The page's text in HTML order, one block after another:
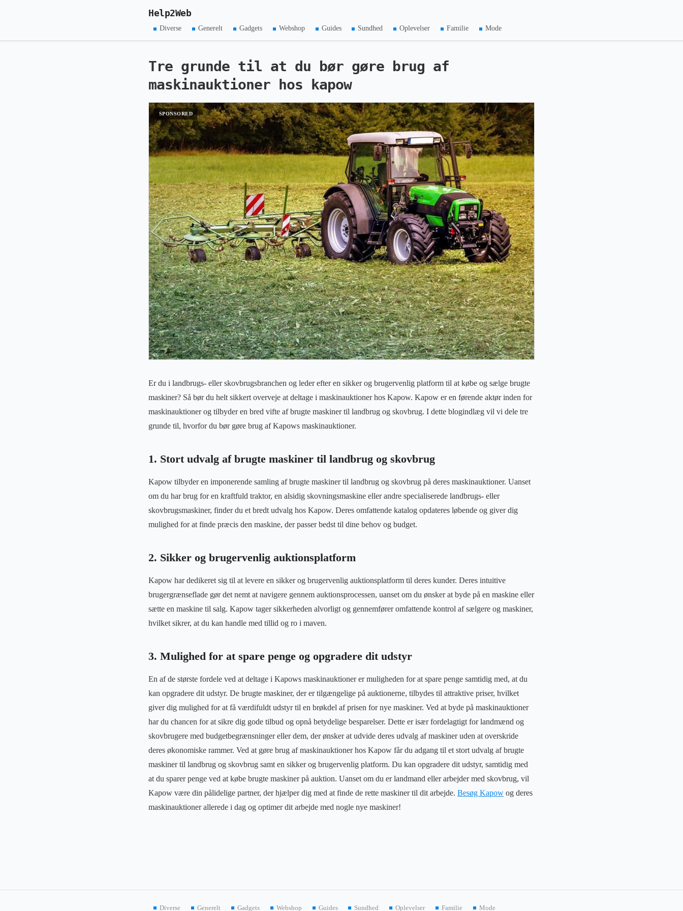
Help2Web
Diverse Generelt Gadgets Webshop Guides Sundhed Oplevelser Familie Mode
Tre grunde til at du bør gøre brug af
maskinauktioner hos kapow
Er du i landbrugs- eller skovbrugsbranchen og leder efter en sikker og brugervenlig platform til at købe og sælge brugte
maskiner? Så bør du helt sikkert overveje at deltage i maskinauktioner hos Kapow. Kapow er en førende aktør inden for
maskinauktioner og tilbyder en bred vifte af brugte maskiner til landbrug og skovbrug. I dette blogindlæg vil vi dele tre
grunde til, hvorfor du bør gøre brug af Kapows maskinauktioner.
1. Stort udvalg af brugte maskiner til landbrug og skovbrug
Kapow tilbyder en imponerende samling af brugte maskiner til landbrug og skovbrug på deres maskinauktioner. Uanset
om du har brug for en kraftfuld traktor, en alsidig skovningsmaskine eller andre specialiserede landbrugs- eller
skovbrugsmaskiner, finder du et bredt udvalg hos Kapow. Deres omfattende katalog opdateres løbende og giver dig
mulighed for at finde præcis den maskine, der passer bedst til dine behov og budget.
2. Sikker og brugervenlig auktionsplatform
Kapow har dedikeret sig til at levere en sikker og brugervenlig auktionsplatform til deres kunder. Deres intuitive
brugergrænseflade gør det nemt at navigere gennem auktionsprocessen, uanset om du ønsker at byde på en maskine eller
sætte en maskine til salg. Kapow tager sikkerheden alvorligt og gennemfører omfattende kontrol af sælgere og maskiner,
hvilket sikrer, at du kan handle med tillid og ro i maven.
3. Mulighed for at spare penge og opgradere dit udstyr
En af de største fordele ved at deltage i Kapows maskinauktioner er muligheden for at spare penge samtidig med, at du
kan opgradere dit udstyr. De brugte maskiner, der er tilgængelige på auktionerne, tilbydes til attraktive priser, hvilket
giver dig mulighed for at få værdifuldt udstyr til en brøkdel af prisen for nye maskiner. Ved at byde på maskinauktioner
har du chancen for at sikre dig gode tilbud og opnå betydelige besparelser. Dette er især fordelagtigt for landmænd og
skovbrugere med budgetbegrænsninger eller dem, der ønsker at udvide deres udvalg af maskiner uden at overskride
deres økonomiske rammer. Ved at gøre brug af maskinauktioner hos Kapow får du adgang til et stort udvalg af brugte
maskiner til landbrug og skovbrug samt en sikker og brugervenlig platform. Du kan opgradere dit udstyr, samtidig med
at du sparer penge ved at købe brugte maskiner på auktion. Uanset om du er landmand eller arbejder med skovbrug, vil
Kapow være din pålidelige partner, der hjælper dig med at finde de rette maskiner til dit arbejde. Besøg Kapow og deres
maskinauktioner allerede i dag og optimer dit arbejde med nogle nye maskiner!
Diverse Generelt Gadgets Webshop Guides Sundhed Oplevelser Familie Mode